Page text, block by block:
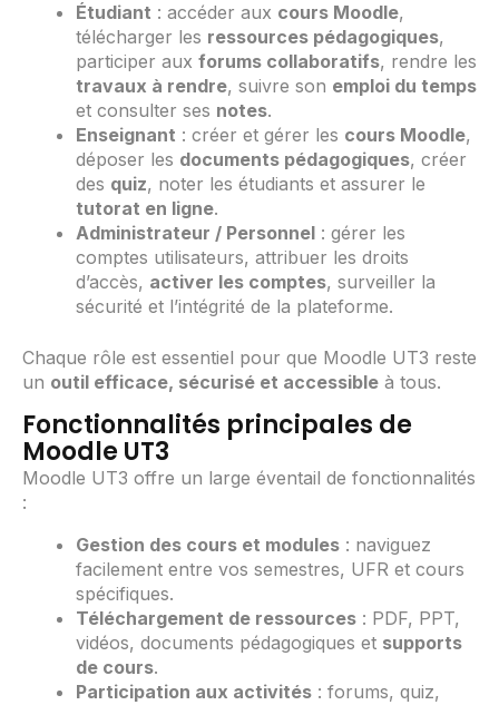
Étudiant : accéder aux cours Moodle,
télécharger les ressources pédagogiques,
participer aux forums collaboratifs, rendre les
travaux à rendre, suivre son emploi du temps
et consulter ses notes.
Enseignant : créer et gérer les cours Moodle,
déposer les documents pédagogiques, créer
des quiz, noter les étudiants et assurer le
tutorat en ligne.
Administrateur / Personnel : gérer les
comptes utilisateurs, attribuer les droits
d’accès, activer les comptes, surveiller la
sécurité et l’intégrité de la plateforme.
Chaque rôle est essentiel pour que Moodle UT3 reste
un outil efficace, sécurisé et accessible à tous.
Fonctionnalités principales de
Moodle UT3
Moodle UT3 offre un large éventail de fonctionnalités
:
Gestion des cours et modules : naviguez
facilement entre vos semestres, UFR et cours
spécifiques.
Téléchargement de ressources : PDF, PPT,
vidéos, documents pédagogiques et supports
de cours.
Participation aux activités : forums, quiz,